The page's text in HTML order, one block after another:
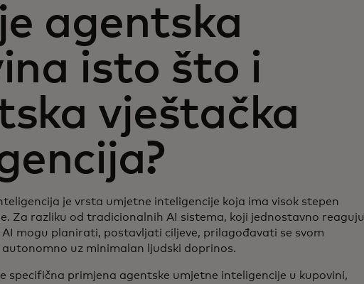
agentska
isto što i
vještačka
je vrsta umjetne inteligencije koja ima visok stepen
Za razliku od tradicionalnih AI sistema, koji jednostavno reaguju
mogu planirati, postavljati ciljeve, prilagođavati se svom
uz minimalan ljudski doprinos.
specifična primjena agentske umjetne inteligencije u kupovini,